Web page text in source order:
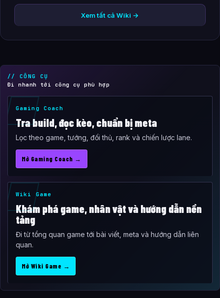
Xem tất cả Wiki →
// CÔNG CỤ
Đi nhanh tới công cụ phù hợp
Gaming Coach
Tra build, đọc kèo, chuẩn bị meta
Lọc theo game, tướng, đối thủ, rank và chiến lược lane.
Mở Gaming Coach →
Wiki Game
Khám phá game, nhân vật và hướng dẫn nền
tảng
Đi từ tổng quan game tới bài viết, meta và hướng dẫn liên
quan.
Mở Wiki Game →